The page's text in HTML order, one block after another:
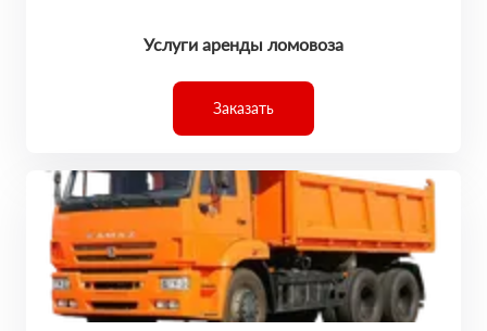
Услуги аренды ломовоза
Заказать